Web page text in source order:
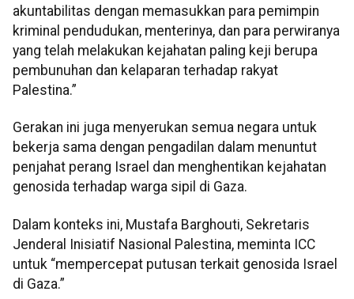
akuntabilitas dengan memasukkan para pemimpin
kriminal pendudukan, menterinya, dan para perwiranya
yang telah melakukan kejahatan paling keji berupa
pembunuhan dan kelaparan terhadap rakyat
Palestina.”
Gerakan ini juga menyerukan semua negara untuk
bekerja sama dengan pengadilan dalam menuntut
penjahat perang Israel dan menghentikan kejahatan
genosida terhadap warga sipil di Gaza.
Dalam konteks ini, Mustafa Barghouti, Sekretaris
Jenderal Inisiatif Nasional Palestina, meminta ICC
untuk “mempercepat putusan terkait genosida Israel
di Gaza.”